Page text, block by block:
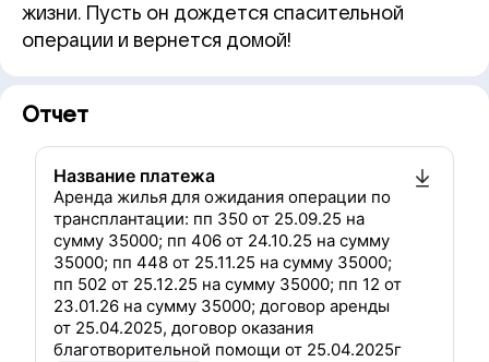
жизни. Пусть он дождется спасительной
операции и вернется домой!
Отчет
Название платежа
Аренда жилья для ожидания операции по
трансплантации: пп 350 от 25.09.25 на
сумму 35000; пп 406 от 24.10.25 на сумму
35000; пп 448 от 25.11.25 на сумму 35000;
пп 502 от 25.12.25 на сумму 35000; пп 12 от
23.01.26 на сумму 35000; договор аренды
от 25.04.2025, договор оказания
благотворительной помощи от 25.04.2025г